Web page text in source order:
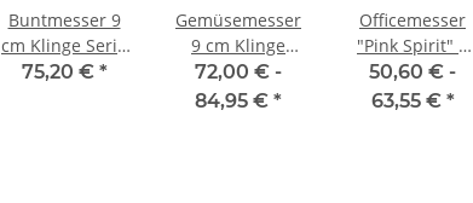
Buntmesser 9
cm Klinge Serie
Alpha von Güde
75,20 € *
Gemüsemesser
9 cm Klinge
Serie Alpha
Olive von Güde
72,00 € -
84,95 € *
Officemesser
"Pink Spirit" 9
cm von F. Dick
50,60 € -
63,55 € *